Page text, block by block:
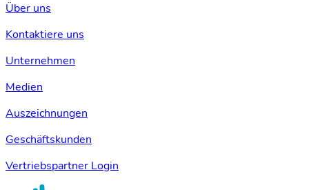
Über uns
Kontaktiere uns
Unternehmen
Medien
Auszeichnungen
Geschäftskunden
Vertriebspartner Login